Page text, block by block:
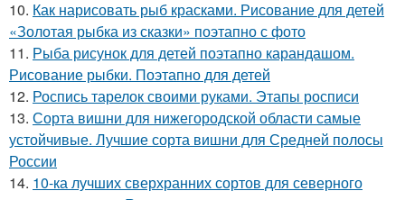
10. Как нарисовать рыб красками. Рисование для детей
«Золотая рыбка из сказки» поэтапно с фото
11. Рыба рисунок для детей поэтапно карандашом.
Рисование рыбки. Поэтапно для детей
12. Роспись тарелок своими руками. Этапы росписи
13. Сорта вишни для нижегородской области самые
устойчивые. Лучшие сорта вишни для Средней полосы
России
14. 10-ка лучших сверхранних сортов для северного